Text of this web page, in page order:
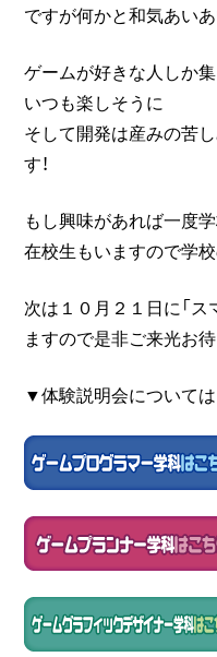
ですが何かと和気あい
ゲームが好きな人しか
いつも楽しそうに
そして開発は産みの苦
す！
もし興味があれば一度
在校生もいますので学
次は１０月２１日に「ス
ますので是非ご来光お
▼体験説明会については